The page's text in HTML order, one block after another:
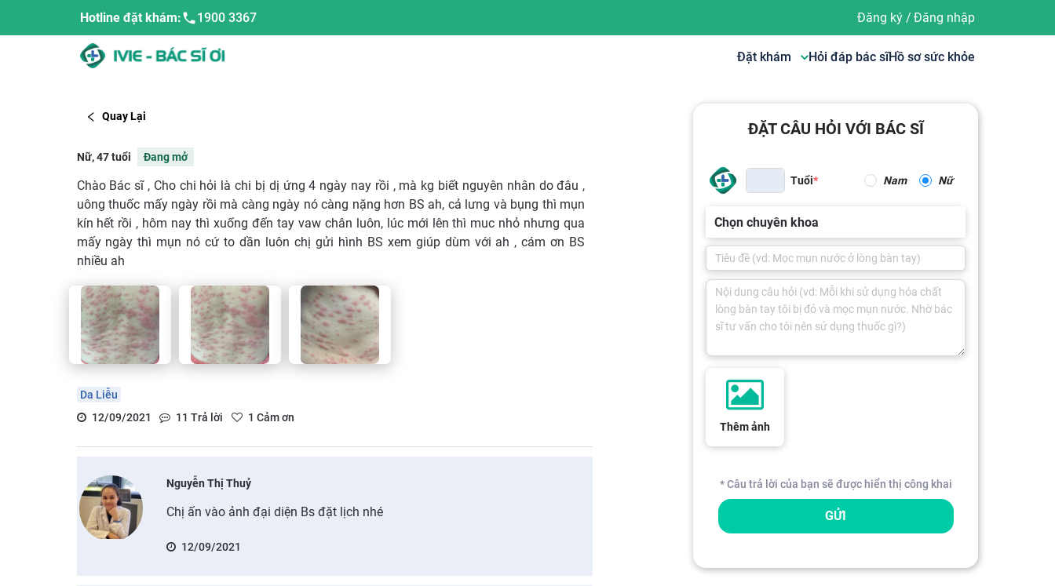
Hotline đặt khám: 1900 3367 Đăng ký/ Đăng nhập
Đặt khám Hỏi đáp bác sĩHồ sơ sức khỏe
Quay Lại
Nữ, 47 tuổi Đang mở
Chào Bác sĩ , Cho chi hỏi là chi bị dị ứng 4 ngày nay rồi , mà kg biết nguyên nhân do đâu ,
uông thuốc mấy ngày rồi mà càng ngày nó càng nặng hơn BS ah, cả lưng và bụng thì mụn
kín hết rồi , hôm nay thì xuống đến tay vaw chân luôn, lúc mới lên thì muc nhỏ nhưng qua
mấy ngày thì mụn nó cứ to dần luôn chị gửi hình BS xem giúp dùm với ah , cám ơn BS
nhiều ah
Da Liễu
12/09/2021
11 Trả lời 1 Cảm ơn
Nguyễn Thị Thuỷ
Chị ấn vào ảnh đại diện Bs đặt lịch nhé
12/09/2021
ĐẶT CÂU HỎI VỚI BÁC SĨ
Tuổi Nam Nữ
Chọn chuyên khoa
Thêm ảnh
* Câu trả lời của bạn sẽ được hiển thị công khai
GỬI